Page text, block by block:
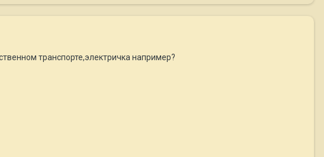
транспорте,электричка например?